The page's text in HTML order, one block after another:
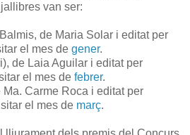
van ser:
de Maria Solar i editat per
el mes de gener.
de Laia Aguilar i editat per
el mes de febrer.
Carme Roca i editat per
el mes de març.